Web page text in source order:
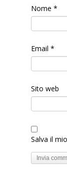
Nome *
Email *
Sito web
Salva il